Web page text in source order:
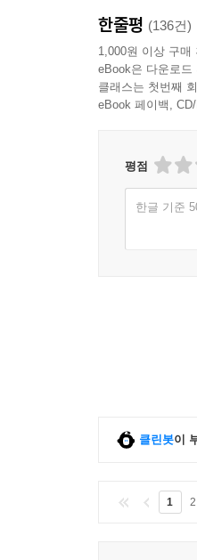
한줄평 (136건)
1,000원 이상 구매
eBook은 다운로
클래스는 첫번째
eBook 페이백,
평점
한글 기준
클린봇이
1 2